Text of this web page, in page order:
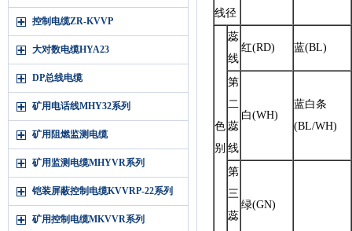
控制电缆ZR-KVVP
大对数电缆HYA23
DP总线电缆
矿用电话线MHY32系列
矿用阻燃监测电缆
矿用监测电缆MHYVR系列
铠装屏蔽控制电缆KVVRP-22系列
矿用控制电缆MKVVR系列
线径
色
别
蕊
线
红(RD) 蓝(BL)
第
二
蕊
线
白(WH)
蓝白条
(BL/WH)
第
三
蕊
绿(GN)